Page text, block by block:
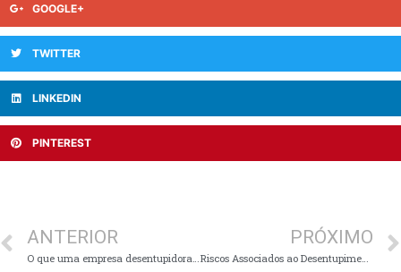
GOOGLE+
TWITTER
LINKEDIN
PINTEREST
ANTERIOR PRÓXIMO
Riscos Associados ao Desentupimento Caseiro – O Que Pode Dar Errado?